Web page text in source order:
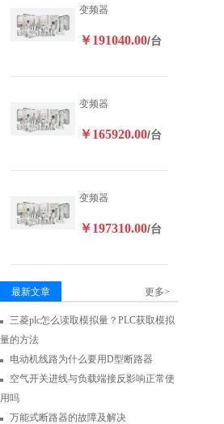
变频器
￥191040.00/台
变频器
￥165920.00/台
变频器
￥197310.00/台
最新文章 更多>
三菱plc怎么读取模拟量？PLC获取模拟
量的方法
电动机线路为什么要用D型断路器
空气开关进线与负载端接反影响正常使
用吗
万能式断路器的故障及解决